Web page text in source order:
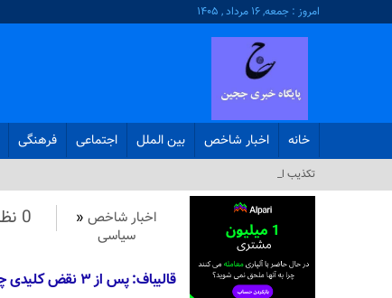
امروز : جمعه, ۱۶ مرداد , ۱۴۰۵
خانه اخبار شاخص بین الملل اجتماعی فرهنگی
تکذیب ادعای نم_
اخبار شاخص «
سیاسی
0 نظر
قالیباف: پس از ۳ نقض کلیدی چارچوب مورد توافق، آتش‌بس و مذاکره ‌بی‌معناست